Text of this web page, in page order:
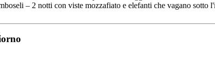
– 2 notti con viste mozzafiato e elefanti che vagano